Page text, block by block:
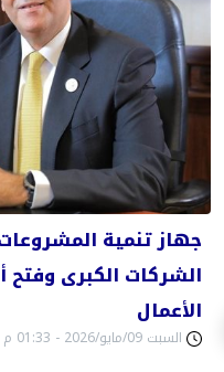
جهاز تنمية
الشركات الكبرى وفتح
الأعمال
السبت 09/مايو/2026 - 01:33 م